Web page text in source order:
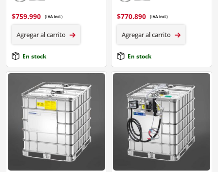
$759.990 (IVA incl.)
Agregar al carrito
En stock
$770.890 (IVA incl.)
Agregar al carrito
En stock